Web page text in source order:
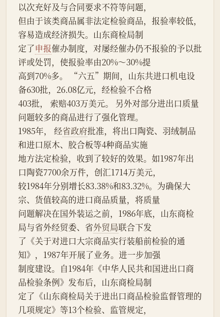
以次充好及与合同要求不符等问题，
但由于该类商品属非法定检验商品，报验率较低，
容易造成经济损失。山东商检局制
定了申报催办制度，对屡经催办仍不报验的予以批
评或处罚，使报验率由20%～30%提
高到70%多。 “六五”期间，山东共进口机电设
备630批，26.08亿元，经检验不合格
403批， 索赔403万美元。 另外对部分进出口质量
问题较多的商品进行了强化管理。
1985年， 经省政府批准，将出口陶瓷、羽绒制品
和进口原木、胶合板等4种商品实施
地方法定检验，收到了较好的效果。如1987年出
口陶瓷7700余万件，创汇1714万美元，
较1984年分别增长83.38%和83.32%。为确保大
宗、货值较高的进口商品质量，将质量
问题解决在国外装运之前，1986年底，山东商检
局与省外经贸委、省外贸局联合下发
了《关于对进口大宗商品实行装船前检验的通
知》，1987年开展了业务。进一步加强
制度建设。自1984年《中华人民共和国进出口商
品检验条例》发布后，山东商检局制
定了《山东商检局关于进出口商品检验监督管理的
几项规定》等13个检验、监管规定，